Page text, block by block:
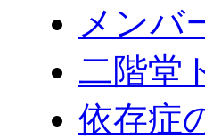
メンバ
二階堂
依存症